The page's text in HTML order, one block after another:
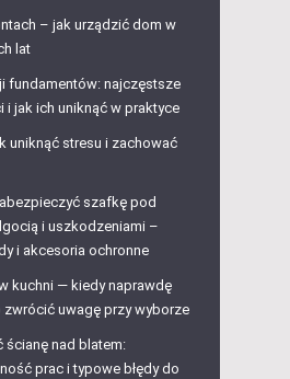
– jak urządzić dom w
lat
fundamentów: najczęstsze
i jak ich uniknąć w praktyce
uniknąć stresu i zachować
szafkę pod
i uszkodzeniami –
i akcesoria ochronne
kuchni — kiedy naprawdę
zwrócić uwagę przy wyborze
nad blatem:
prac i typowe błędy do